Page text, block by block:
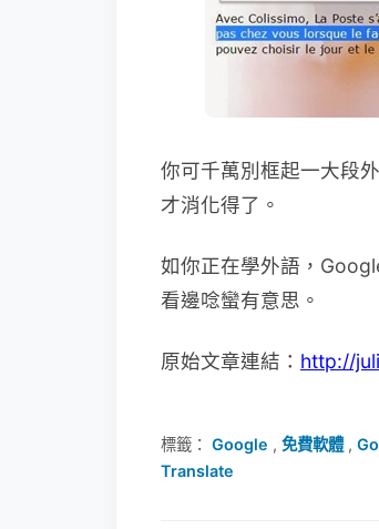
你可千萬別框起一大段
才消化得了。
如你正在學外語，
看邊唸蠻有意思。
原始文章連結： http://
標籤： Google , 免費軟體,
Translate